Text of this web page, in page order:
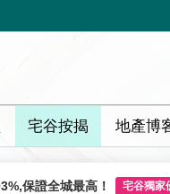
宅谷按揭 地產博
保證全城最高！ 宅谷獨家